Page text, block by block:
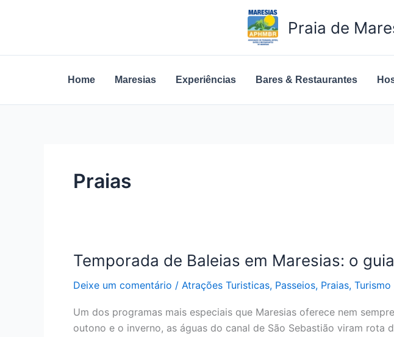
conteúdo
Praia de
Home Maresias Experiências Bares & Restaurantes
Praias
Temporada de Baleias em Maresias: o
Deixe um comentário / Atrações Turisticas, Passeios, Praias, Turismo
Um dos programas mais especiais que Maresias oferece nem
outono e o inverno, as águas do canal de São Sebastião viram
Temporada
Baleias
em
Maresias: